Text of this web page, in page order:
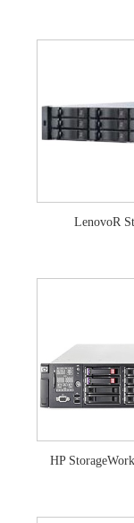
LenovoR
HP